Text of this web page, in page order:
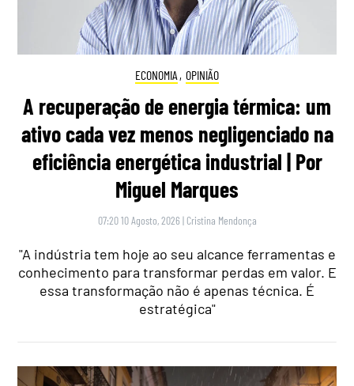
ECONOMIA , OPINIÃO
A recuperação de energia térmica: um
ativo cada vez menos negligenciado na
eficiência energética industrial | Por
Miguel Marques
07:20 10 Agosto, 2026 | Cristina Mendonça
"A indústria tem hoje ao seu alcance ferramentas e
conhecimento para transformar perdas em valor. E
essa transformação não é apenas técnica. É
estratégica"